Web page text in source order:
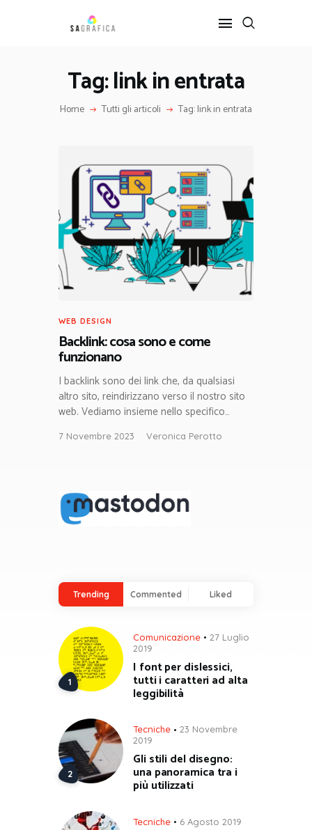
Tag: link in entrata
Home Tutti gli articoli Tag: link in entrata
HOME
GRAFICA
SERVIZI
CONTATTI
WEB DESIGN
Backlink: cosa sono e come
funzionano
I backlink sono dei link che, da qualsiasi
altro sito, reindirizzano verso il nostro sito
web. Vediamo insieme nello specifico…
7 Novembre 2023 Veronica Perotto
Trending Commented Liked
Comunicazione
27 Luglio
2019
I font per dislessici,
tutti i caratteri ad alta
leggibilità
Tecniche
23 Novembre
2019
Gli stili del disegno:
una panoramica tra i
più utilizzati
Tecniche 6 Agosto 2019